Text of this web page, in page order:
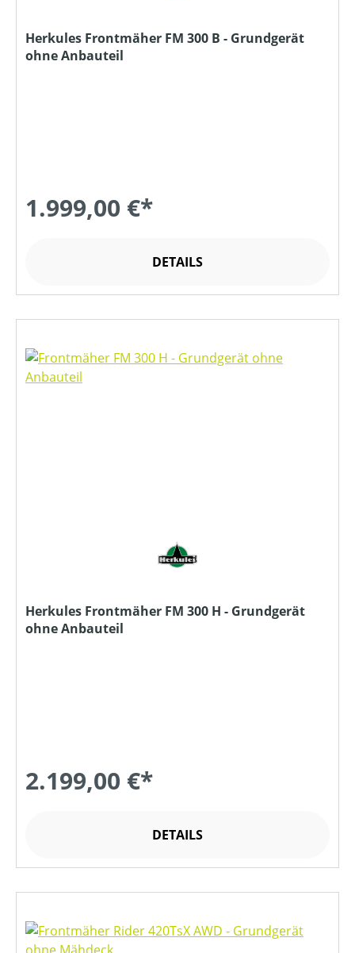
Herkules Frontmäher FM 300 B - Grundgerät
ohne Anbauteil
1.999,00 €*
DETAILS
Herkules Frontmäher FM 300 H - Grundgerät
ohne Anbauteil
2.199,00 €*
DETAILS